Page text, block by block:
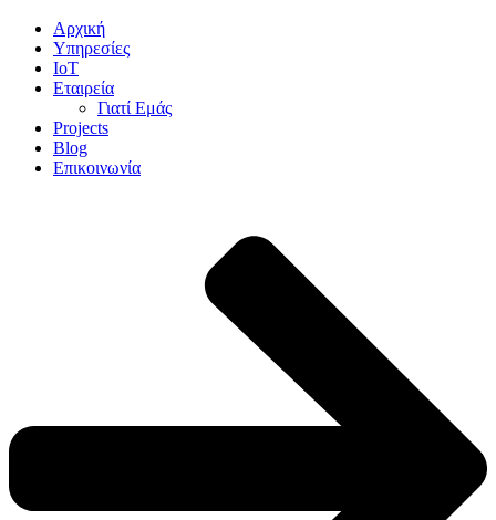
Αρχική
Υπηρεσίες
IoT
Εταιρεία
Γιατί Εμάς
Projects
Blog
Επικοινωνία